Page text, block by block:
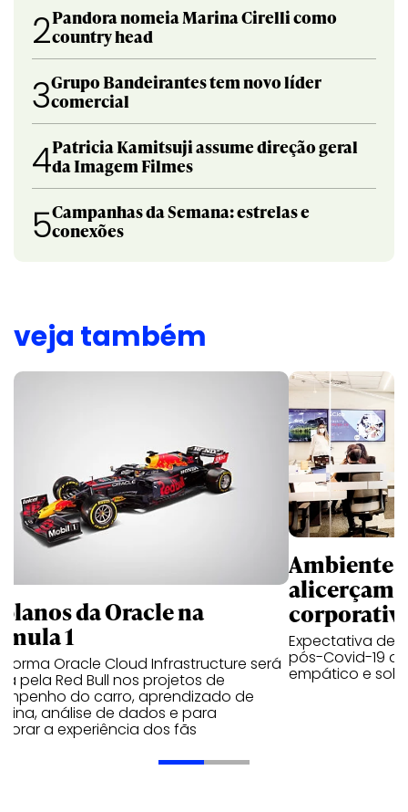
2Pandora nomeia Marina Cirelli como
country head
3Grupo Bandeirantes tem novo líder
comercial
4Patricia Kamitsuji assume direção geral
da Imagem Filmes
5Campanhas da Semana: estrelas e
conexões
veja também
da Oracle na
1
Oracle Cloud Infrastructure será
pela Red Bull nos projetos de
do carro, aprendizado de
análise de dados e para
a experiência dos fãs
Ambientes
alicerçam
Expectativa de
pós-Covid-19
empático e